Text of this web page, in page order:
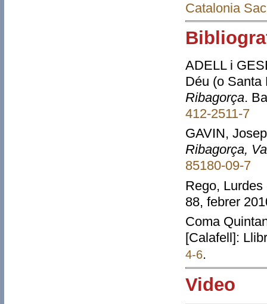
Catalonia
ADELL i
Déu (o
Ribagorça.
412-2511-7
GAVIN,
Ribagorça,
85180-09-7
Rego,
88, febrer
Coma
[Calafell]:
4-6.
Video